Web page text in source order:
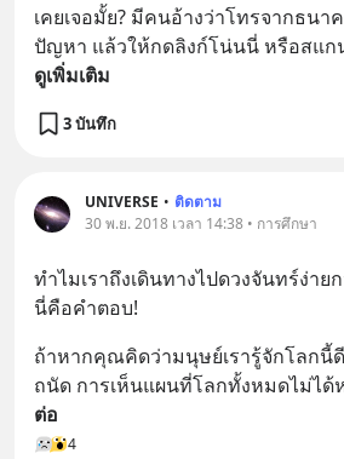
เคยเจอมั้ย? มีคนอ้างว่าโทรจากธน
ปัญหา แล้วให้กดลิงก์โน่นนี่ หรือสแ
ดูเพิ่มเติม
3 บันทึก
UNIVERSE • ติดตาม
30 พ.ย. 2018 เวลา 14:38 • การศึกษา
ทำไมเราถึงเดินทางไปดวงจันทร์ง่า
นี่คือคำตอบ!
ถ้าหากคุณคิดว่ามนุษย์เรารู้จักโลก
ถนัด การเห็นแผนที่โลกทั้งหมดไม่ได้
ต่อ
4